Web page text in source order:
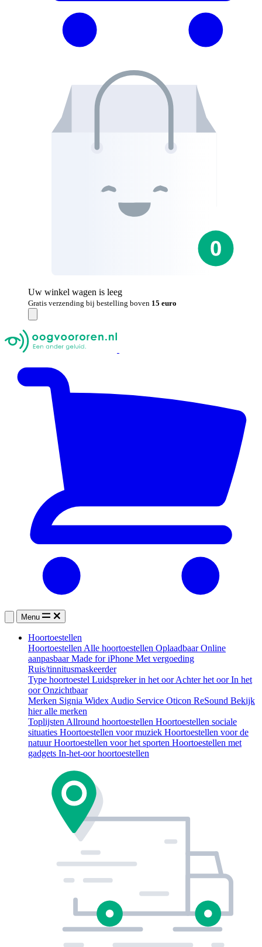
Uw winkel wagen is leeg
Gratis verzending bij bestelling boven 15 euro
Menu
Hoortoestellen
HoortoestellenAlle hoortoestellen OplaadbaarOnline
aanpasbaarMade for iPhone Met vergoeding
Ruis/tinnitusmaskeerder
Type hoortoestel Luidspreker in het oorAchter het oorIn het
oorOnzichtbaar
Merken Signia WidexAudio Service Oticon ReSound Bekijk
hier alle merken
ToplijstenAllround hoortoestellen Hoortoestellen sociale
situaties Hoortoestellen voor muziek Hoortoestellen voor de
natuurHoortoestellen voor het sporten Hoortoestellen met
gadgets In-het-oor hoortoestellen